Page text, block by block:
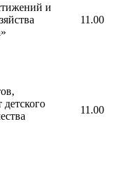
и
11.00
11.00